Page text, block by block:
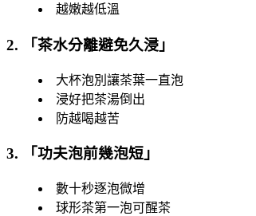
越嫩越低溫
2. 「茶水分離避免久浸 」
大杯泡別讓茶葉一直泡
浸好把茶湯倒出
防越喝越苦
3. 「功夫泡前幾泡短 」
數十秒逐泡微增
球形茶第一泡可醒茶